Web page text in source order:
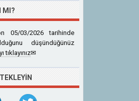
MI?
05/03/2026 tarihinde
düşündüğünüz
tıklayınız✉